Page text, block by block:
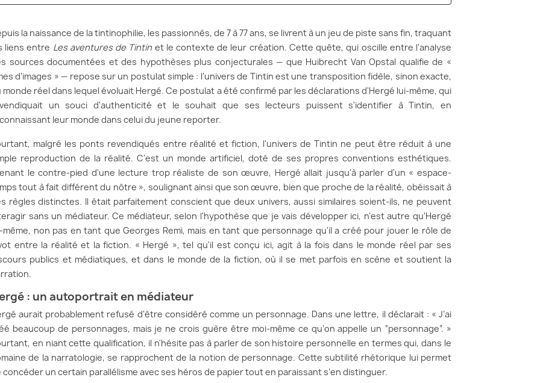
la naissance de la tintinophilie, les passionnés, de 7 à 77 ans, se livrent à un jeu de piste sans fin, traquant
liens entre Les aventures de Tintin et le contexte de leur création. Cette quête, qui oscille entre l'analyse
sources documentées et des hypothèses plus conjecturales — que Huibrecht Van Opstal qualifie de «
d’images » — repose sur un postulat simple : l'univers de Tintin est une transposition fidèle, sinon exacte,
monde réel dans lequel évoluait Hergé. Ce postulat a été confirmé par les déclarations d'Hergé lui-même, qui
un souci d'authenticité et le souhait que ses lecteurs puissent s'identifier à Tintin, en
leur monde dans celui du jeune reporter.
malgré les ponts revendiqués entre réalité et fiction, l'univers de Tintin ne peut être réduit à une
reproduction de la réalité. C'est un monde artificiel, doté de ses propres conventions esthétiques.
le contre-pied d'une lecture trop réaliste de son œuvre, Hergé allait jusqu'à parler d'un « espace-
tout à fait différent du nôtre », soulignant ainsi que son œuvre, bien que proche de la réalité, obéissait à
règles distinctes. Il était parfaitement conscient que deux univers, aussi similaires soient-ils, ne peuvent
sans un médiateur. Ce médiateur, selon l'hypothèse que je vais développer ici, n'est autre qu'Hergé
même, non pas en tant que Georges Remi, mais en tant que personnage qu'il a créé pour jouer le rôle de
entre la réalité et la fiction. « Hergé », tel qu'il est conçu ici, agit à la fois dans le monde réel par ses
publics et médiatiques, et dans le monde de la fiction, où il se met parfois en scène et soutient la
: un autoportrait en médiateur
aurait probablement refusé d'être considéré comme un personnage. Dans une lettre, il déclarait : « J’ai
beaucoup de personnages, mais je ne crois guère être moi-même ce qu’on appelle un “personnage”. »
en niant cette qualification, il n'hésite pas à parler de son histoire personnelle en termes qui, dans le
de la narratologie, se rapprochent de la notion de personnage. Cette subtilité rhétorique lui permet
concéder un certain parallélisme avec ses héros de papier tout en paraissant s’en distinguer.